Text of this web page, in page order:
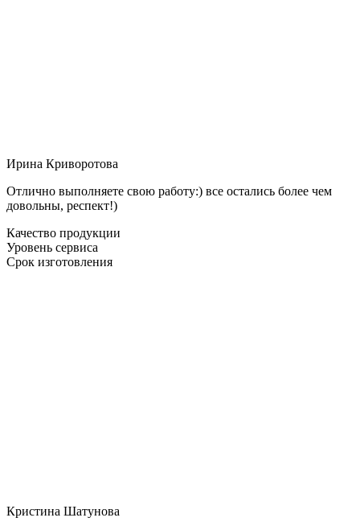
Ирина Криворотова
Отлично выполняете свою работу:) все остались более чем
довольны, респект!)
Качество продукции
Уровень сервиса
Срок изготовления
Кристина Шатунова